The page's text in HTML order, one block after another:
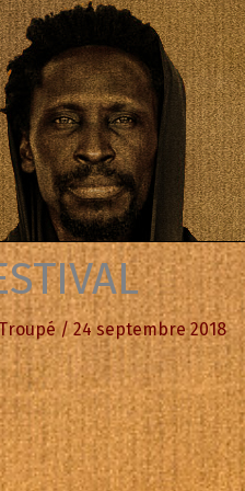
/24 septembre 2018